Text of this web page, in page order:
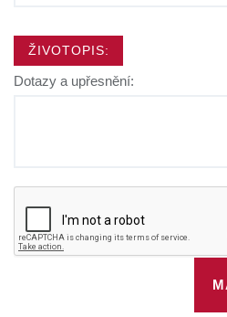
ŽIVOTOPIS:
Dotazy a upřesnění: